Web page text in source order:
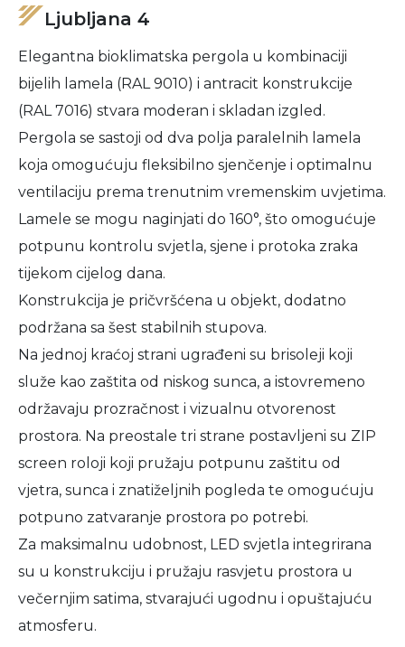
Ljubljana 4
Elegantna bioklimatska pergola u kombinaciji
bijelih lamela (RAL 9010) i antracit konstrukcije
(RAL 7016) stvara moderan i skladan izgled.
Pergola se sastoji od dva polja paralelnih lamela
koja omogućuju fleksibilno sjenčenje i optimalnu
ventilaciju prema trenutnim vremenskim uvjetima.
Lamele se mogu naginjati do 160°, što omogućuje
potpunu kontrolu svjetla, sjene i protoka zraka
tijekom cijelog dana.
Konstrukcija je pričvršćena u objekt, dodatno
podržana sa šest stabilnih stupova.
Na jednoj kraćoj strani ugrađeni su brisoleji koji
služe kao zaštita od niskog sunca, a istovremeno
održavaju prozračnost i vizualnu otvorenost
prostora. Na preostale tri strane postavljeni su ZIP
screen roloji koji pružaju potpunu zaštitu od
vjetra, sunca i znatiželjnih pogleda te omogućuju
potpuno zatvaranje prostora po potrebi.
Za maksimalnu udobnost, LED svjetla integrirana
su u konstrukciju i pružaju rasvjetu prostora u
večernjim satima, stvarajući ugodnu i opuštajuću
atmosferu.